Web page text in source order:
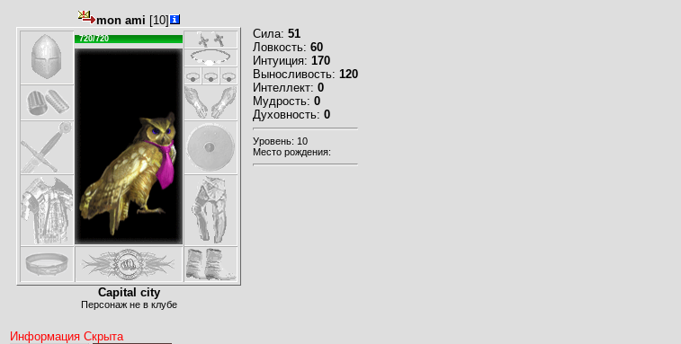
mon ami [10]
720/720
Capital city
Персонаж не в клубе
Сила: 51
Ловкость: 60
Интуиция: 170
Выносливость: 120
Интеллект: 0
Мудрость: 0
Духовность: 0
Уровень: 10
Место рождения:
Информация Скрыта